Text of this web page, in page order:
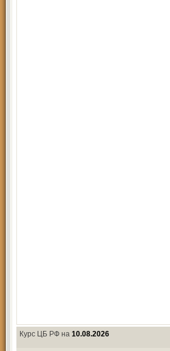
Курс ЦБ РФ на 10.08.2026